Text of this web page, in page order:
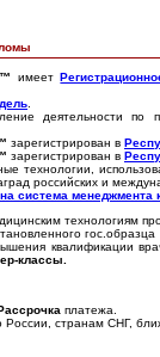
имеет
.
деятельности по
зарегистрирован в
зарегистрирован в
технологии,
российских и
система менеджмента
технологиям
гос.образца
квалификации
классы.
платежа.
России, странам СНГ,